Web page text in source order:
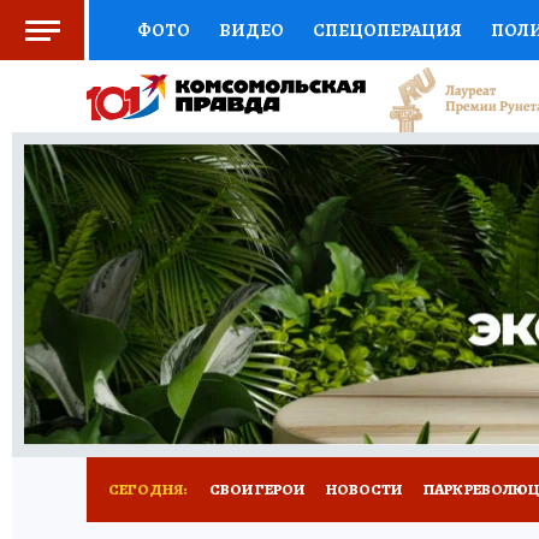
ФОТО ВИДЕО СПЕЦОПЕРАЦИЯ
СОЦПОДДЕРЖКА НАУКА СПОРТ
ВЫБОР ЭКСПЕРТОВ ДОКТОР
КНИЖНАЯ ПОЛКА ПРОГНОЗЫ НА СПОРТ
ПРЕСС-ЦЕНТР НЕДВИЖИМОСТЬ
ВСЕ О КП РАДИО КП РЕКЛАМА ТЕСТЫ
СЕГОДНЯ: СВОИ ГЕРОИ НОВОСТИ ПАРК